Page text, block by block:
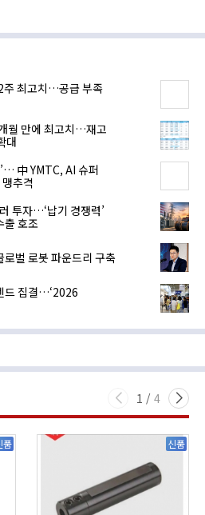
주 최고치…공급 부족
월 만에 최고치…재고
대
中 YMTC, AI 슈퍼
추격
투자…‘납기 경쟁력’
출 호조
벌 로봇 파운드리 구축
드 집결…‘2026
1 / 4
품 신품